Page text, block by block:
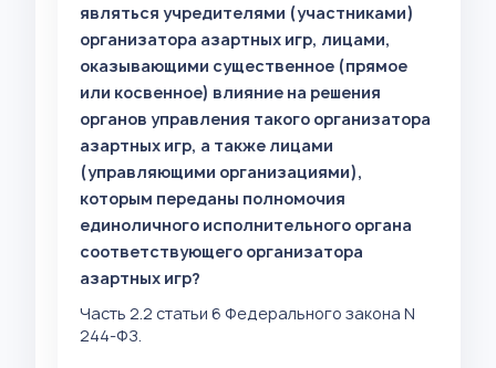
являться учредителями (участниками)
организатора азартных игр, лицами,
оказывающими существенное (прямое
или косвенное) влияние на решения
органов управления такого организатора
азартных игр, а также лицами
(управляющими организациями),
которым переданы полномочия
единоличного исполнительного органа
соответствующего организатора
азартных игр?
Часть 2.2 статьи 6 Федерального закона N
244-ФЗ.